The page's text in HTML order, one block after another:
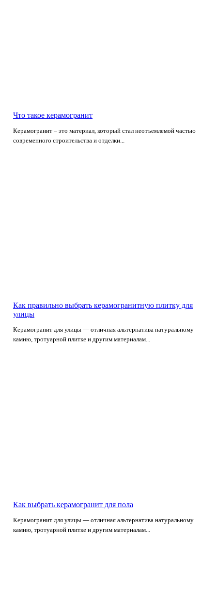
Что такое керамогранит
Керамогранит – это материал, который стал неотъемлемой частью
современного строительства и отделки...
Как правильно выбрать керамогранитную плитку для
улицы
Керамогранит для улицы — отличная альтернатива натуральному
камню, тротуарной плитке и другим материалам...
Как выбрать керамогранит для пола
Керамогранит для улицы — отличная альтернатива натуральному
камню, тротуарной плитке и другим материалам...